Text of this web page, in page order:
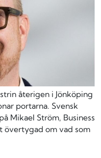
återigen i Jönköping
portarna. Svensk
Mikael Ström, Business
övertygad om vad som